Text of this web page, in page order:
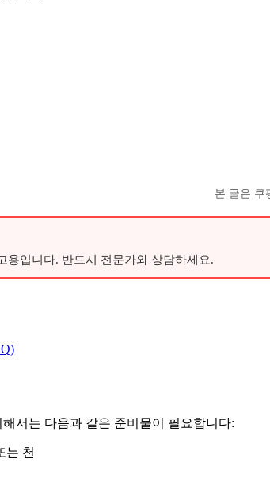
본 글은 쿠
용입니다. 반드시 전문가와 상담하세요.
서는 다음과 같은 준비물이 필요합니다:
는 천